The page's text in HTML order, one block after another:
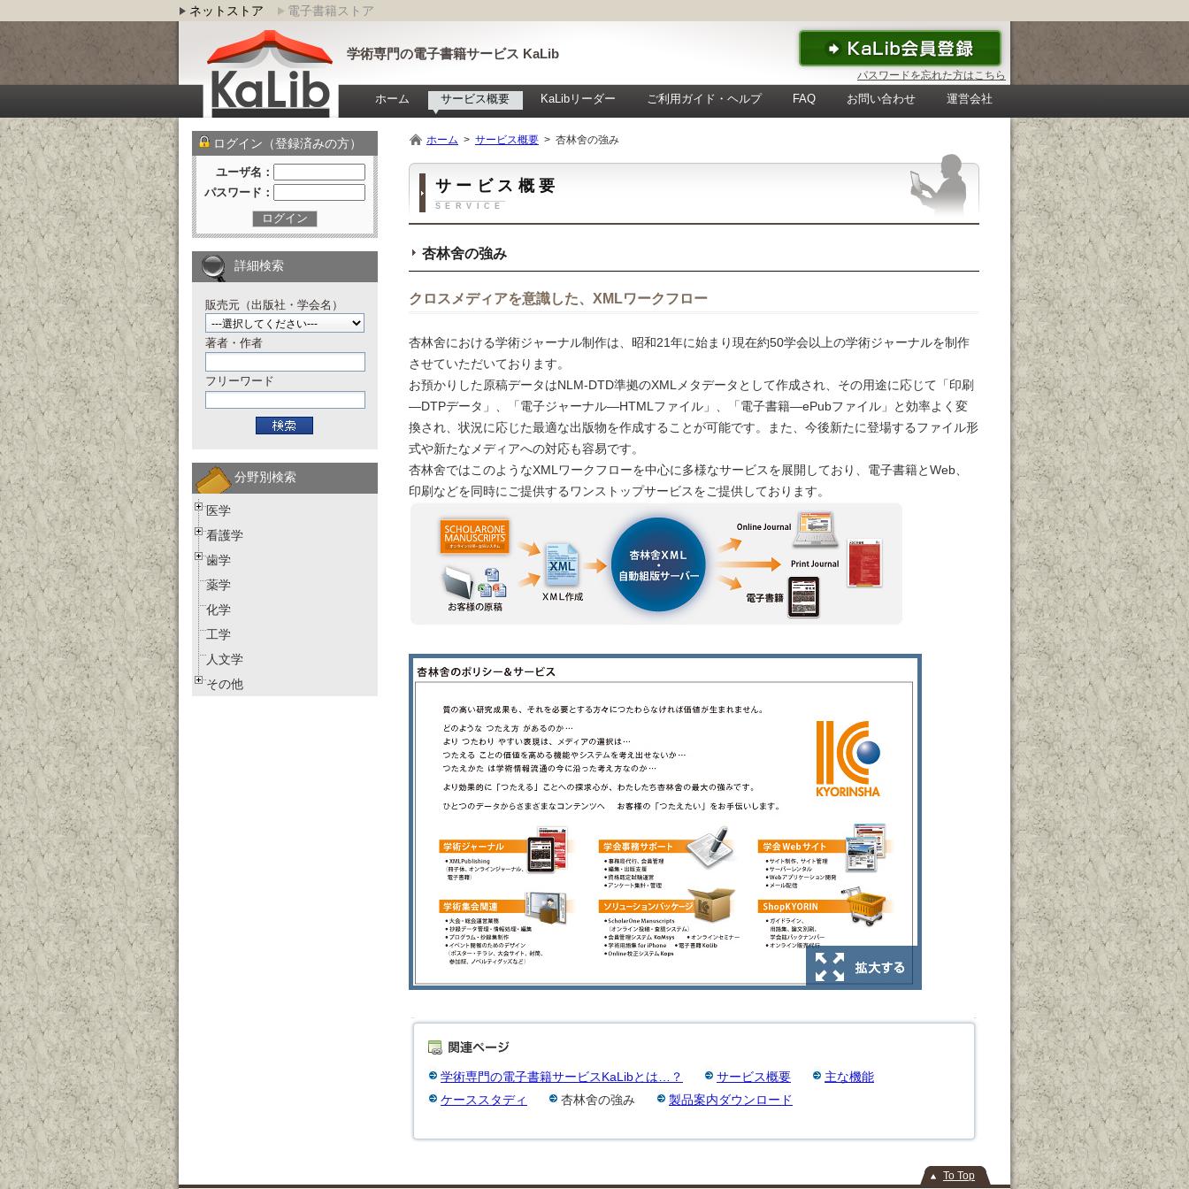
ネットストア 電子書籍ストア
学術専門の電子書籍サービス KaLib
パスワードを忘れた方はこちら
ホーム サービス概要 KaLibリーダー ご利用ガイド・ヘルプ FAQ お問い合わせ 運営会社
ログイン（登録済みの方）
ユーザ名：
パスワード：
ログイン
詳細検索
販売元（出版社・学会名）
著者・作者
フリーワード
分野別検索
医学
看護学
歯学
薬学
化学
工学
人文学
その他
ホーム > サービス概要 > 杏林舍の強み
サービス概要
SERVICE
杏林舍の強み
クロスメディアを意識した、XMLワークフロー
杏林舍における学術ジャーナル制作は、昭和21年に始まり現在約50学会以上の学術ジャーナルを制作
させていただいております。
お預かりした原稿データはNLM-DTD準拠のXMLメタデータとして作成され、その用途に応じて「印刷
―DTPデータ」、「電子ジャーナル―HTMLファイル」、「電子書籍―ePubファイル」と効率よく変
換され、状況に応じた最適な出版物を作成することが可能です。また、今後新たに登場するファイル形
式や新たなメディアへの対応も容易です。
杏林舍ではこのようなXMLワークフローを中心に多様なサービスを展開しており、電子書籍とWeb、
印刷などを同時にご提供するワンストップサービスをご提供しております。
学術専門の電子書籍サービスKaLibとは…？ サービス概要
主な機能
ケーススタディ
杏林舍の強み 製品案内ダウンロード
To Top